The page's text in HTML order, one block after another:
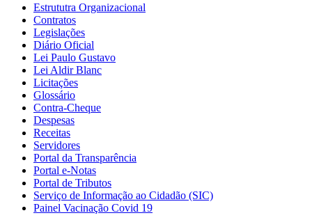
Estrututra Organizacional
Contratos
Legislações
Diário Oficial
Lei Paulo Gustavo
Lei Aldir Blanc
Licitações
Glossário
Contra-Cheque
Despesas
Receitas
Servidores
Portal da Transparência
Portal e-Notas
Portal de Tributos
Serviço de Informação ao Cidadão (SIC)
Painel Vacinação Covid 19